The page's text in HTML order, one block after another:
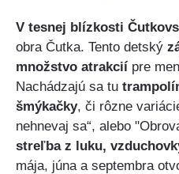
V tesnej blízkosti
obra Čutka. Tento detský
množstvo atrakcií pre
Nachádzajú sa tu
šmýkačky, či rôzne
nehnevaj sa“, alebo
streľba z luku,
mája, júna a septembra